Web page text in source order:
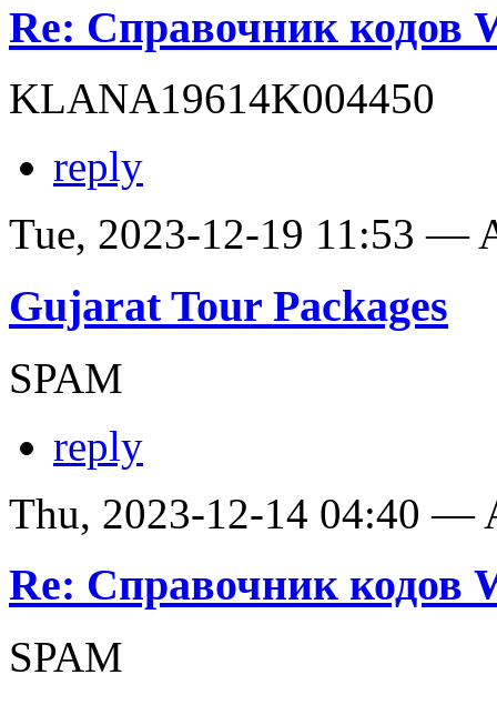
Re: Справочник кодов
KLANA19614K004450
reply
Tue, 2023-12-19 11:53 —
Gujarat Tour Packages
SPAM
reply
Thu, 2023-12-14 04:40 —
Re: Справочник кодов
SPAM